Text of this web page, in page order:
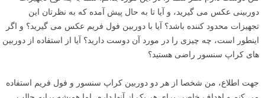
دوربینی عکس می گیرید، و آیا تا به حال پیش آمده که به نظرتان این
تجهیزات محدود کننده باشد؟ آیا با دوربین فول فریم عکس می گیرید؟ و اگر
اینطور است، چه چیزی را در مورد آن دوست دارید؟ آیا از استفاده از دوربین
های کراپ سنسور راضی هستید؟
جهت اطلاع، من شخصا از هر دو دوربین کراپ سنسور و فول فریم استفاده